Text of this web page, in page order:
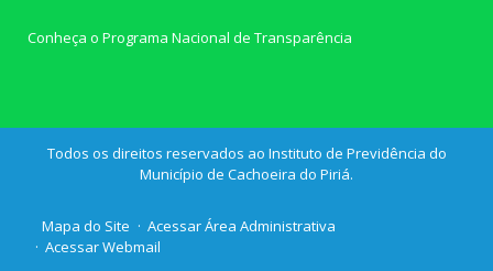
Conheça o Programa Nacional de Transparência
Todos os direitos reservados ao Instituto de Previdência do
Município de Cachoeira do Piriá.
Mapa do Site
Acessar Área Administrativa
Acessar Webmail